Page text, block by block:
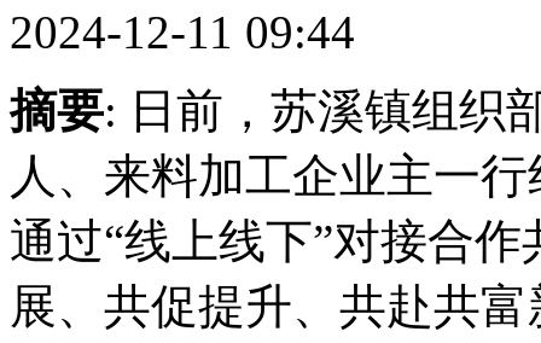
2024-12-11 09:44
摘要: 日前，苏溪镇组织
人、来料加工企业主一
通过“线上线下”对接合
展、共促提升、共赴共